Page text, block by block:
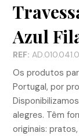
Azul
REF:
Os produtos
Portugal, por
alegres. Têm
originais: